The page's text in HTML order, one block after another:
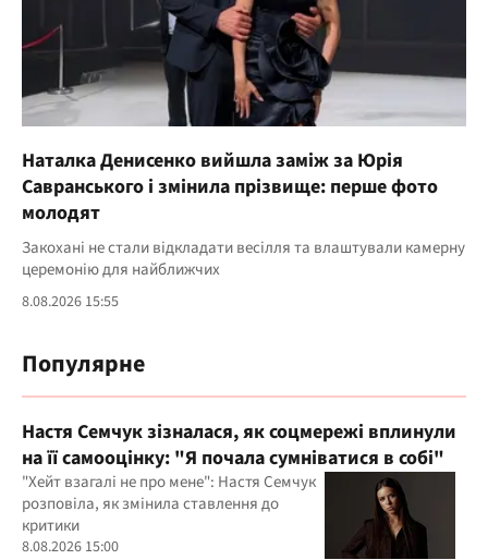
Наталка Денисенко вийшла заміж за Юрія
Савранського і змінила прізвище: перше фото
молодят
Закохані не стали відкладати весілля та влаштували камерну
церемонію для найближчих
8.08.2026 15:55
Популярне
Настя Семчук зізналася, як соцмережі вплинули
на її самооцінку: "Я почала сумніватися в собі"
"Хейт взагалі не про мене": Настя Семчук
розповіла, як змінила ставлення до
критики
8.08.2026 15:00